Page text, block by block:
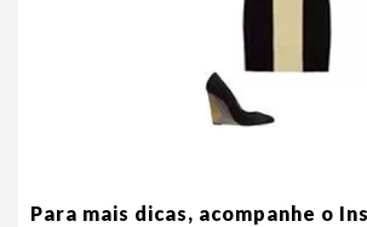
Para mais dicas, acompanhe o